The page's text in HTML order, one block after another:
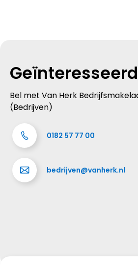
Bel met Van Herk
(Bedrijven)
0182 57 77 00
bedrijven@vanherk.nl